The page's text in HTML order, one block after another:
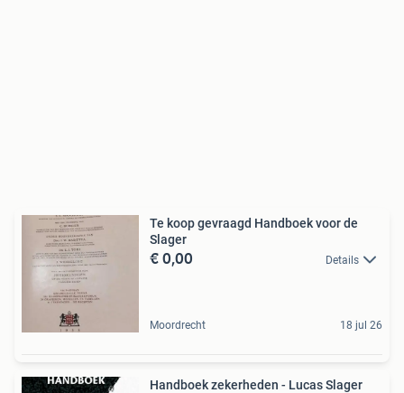
Te koop gevraagd Handboek voor de
Slager
€ 0,00 Details
Moordrecht 18 jul 26
Handboek zekerheden - Lucas Slager